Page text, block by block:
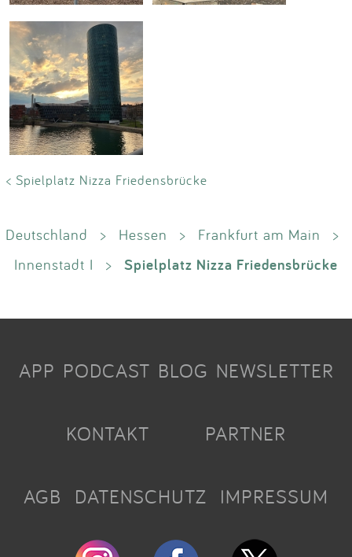
< Spielplatz Nizza Friedensbrücke
Deutschland > Hessen > Frankfurt am Main
>
Innenstadt I
> Spielplatz Nizza Friedensbrücke
APP PODCAST BLOG NEWSLETTER
KONTAKT PARTNER
AGB DATENSCHUTZ IMPRESSUM